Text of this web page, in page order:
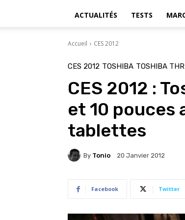
ACTUALITÉS TESTS
Accueil CES 2012
CES 2012 TOSHIBA TOSHIBA
CES 2012 :
et 10 pouces
tablettes
By Tonio 20 Janvier 2012
Facebook Twitter